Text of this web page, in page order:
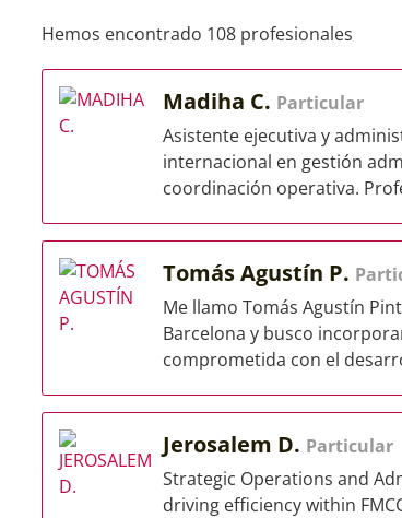
Hemos encontrado 108 profesionales
Madiha C. Particular
Asistente ejecutiva y
internacional en gestión
coordinación operativa.
Tomás Agustín P.
Me llamo Tomás Agustín
Barcelona y busco
comprometida con el
Jerosalem D. Particular
Strategic Operations and
driving efficiency within